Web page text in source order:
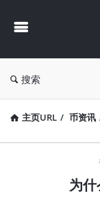
搜索
主页URL / 币资讯
为